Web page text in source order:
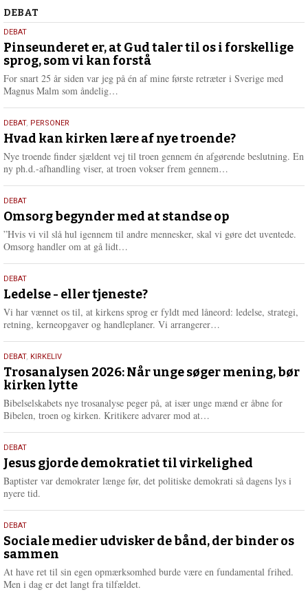
Debat
DEBAT
5.
august
2026
DEBAT
Pinseunderet er, at Gud taler til os i forskellige
sprog, som vi kan forstå
For snart 25 år siden var jeg på én af mine første retræter i Sverige med
Magnus Malm som åndelig…
e
r
e
25.
juli
2026
DEBAT, PERSONER
Hvad kan kirken lære af nye troende?
Nye troende finder sjældent vej til troen gennem én afgørende beslutning. En
ny ph.d.-afhandling viser, at troen vokser frem gennem…
e
r
e
9.
juli
2026
DEBAT
Omsorg begynder med at standse op
”Hvis vi vil slå hul igennem til andre mennesker, skal vi gøre det uventede.
Omsorg handler om at gå lidt…
e
r
e
10.
juni
2026
DEBAT
Ledelse - eller tjeneste?
Vi har vænnet os til, at kirkens sprog er fyldt med låneord: ledelse, strategi,
retning, kerneopgaver og handleplaner. Vi arrangerer…
e
2.
juni
2026
DEBAT, KIRKELIV
Trosanalysen 2026: Når unge søger mening, bør
kirken lytte
Bibelselskabets nye trosanalyse peger på, at især unge mænd er åbne for
Bibelen, troen og kirken. Kritikere advarer mod at…
e
r
18.
maj
2026
DEBAT
Jesus gjorde demokratiet til virkelighed
Baptister var demokrater længe før, det politiske demokrati så dagens lys i
nyere tid.
18.
maj
2026
DEBAT
Sociale medier udvisker de bånd, der binder os
sammen
At have ret til sin egen opmærksomhed burde være en fundamental frihed.
Men i dag er det langt fra tilfældet.